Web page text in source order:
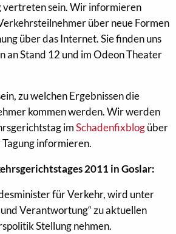
sein. Wir informieren
über neue Formen
über das Internet. Sie finden uns
an Stand 12 und im Odeon Theater
zu welchen Ergebnissen die
kommen werden. Wir werden
imSchadenfixblogüber
informieren.
2011 in Goslar:
für Verkehr, wird unter
Verantwortung“ zu aktuellen
Stellung nehmen.